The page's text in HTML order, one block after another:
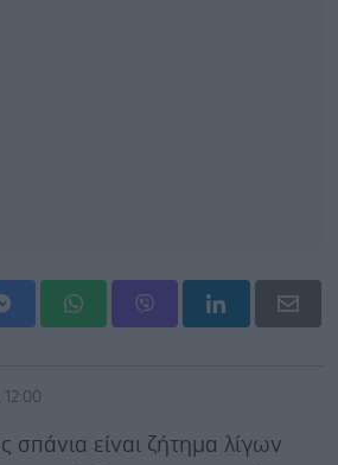
12:00
σπάνια είναι ζήτημα λίγων